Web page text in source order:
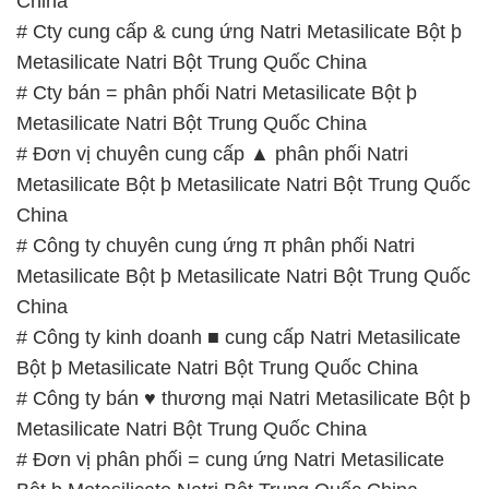
# Cty cung cấp & cung ứng Natri Metasilicate Bột þ
Metasilicate Natri Bột Trung Quốc China
# Cty bán = phân phối Natri Metasilicate Bột þ
Metasilicate Natri Bột Trung Quốc China
# Đơn vị chuyên cung cấp ▲ phân phối Natri
Metasilicate Bột þ Metasilicate Natri Bột Trung Quốc
China
# Công ty chuyên cung ứng π phân phối Natri
Metasilicate Bột þ Metasilicate Natri Bột Trung Quốc
China
# Công ty kinh doanh ■ cung cấp Natri Metasilicate
Bột þ Metasilicate Natri Bột Trung Quốc China
# Công ty bán ♥ thương mại Natri Metasilicate Bột þ
Metasilicate Natri Bột Trung Quốc China
# Đơn vị phân phối = cung ứng Natri Metasilicate